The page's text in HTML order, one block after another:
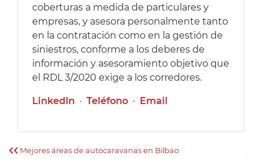
coberturas a medida de particulares y
empresas, y asesora personalmente tanto
en la contratación como en la gestión de
siniestros, conforme a los deberes de
información y asesoramiento objetivo que
el RDL 3/2020 exige a los corredores.
LinkedIn · Teléfono · Email
Mejores áreas de autocaravanas en Bilbao